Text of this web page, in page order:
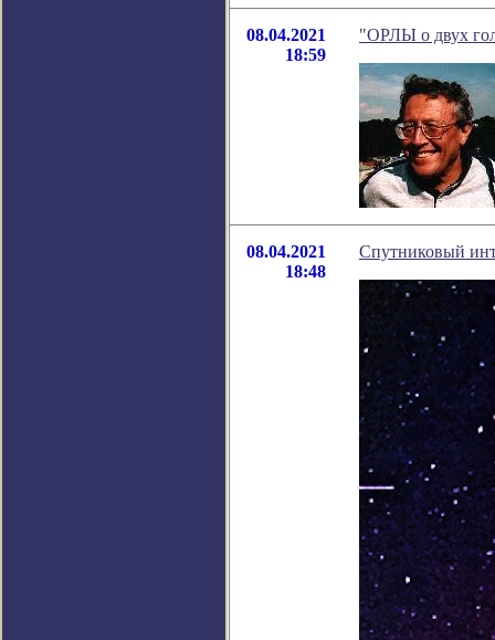
08.04.2021
18:59
"ОРЛЫ о двух
08.04.2021
18:48
Спутниковый